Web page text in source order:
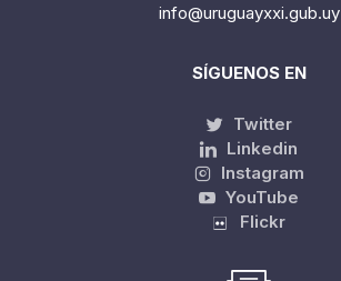
info@uruguayxxi.gub.uy
SÍGUENOS EN
Twitter
Linkedin
Instagram
YouTube
Flickr